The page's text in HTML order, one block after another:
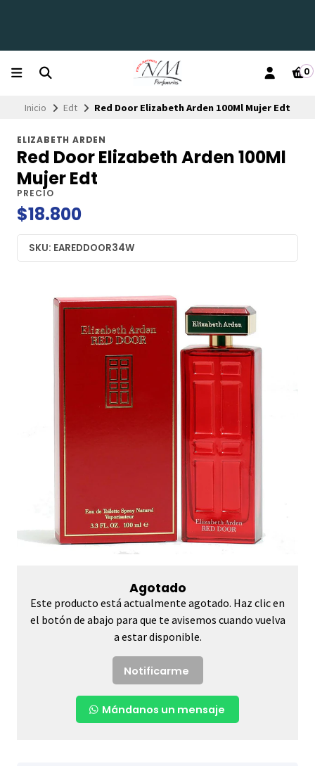
0
Inicio Edt Red Door Elizabeth Arden 100Ml Mujer Edt
ELIZABETH ARDEN
Red Door Elizabeth Arden 100Ml
Mujer Edt
PRECIO
$18.800
SKU: EAREDDOOR34W
Agotado
Este producto está actualmente agotado. Haz clic en
el botón de abajo para que te avisemos cuando vuelva
a estar disponible.
Notificarme
Mándanos un mensaje